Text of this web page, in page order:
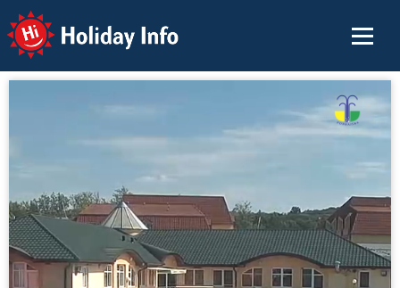
Holiday Info